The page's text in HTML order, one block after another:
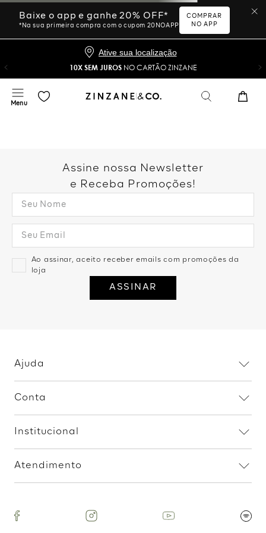
Ative sua localização
10X SEM JUROS NO CARTÃO ZINZANE
foi encontrada.
Vamos tentar novamente?